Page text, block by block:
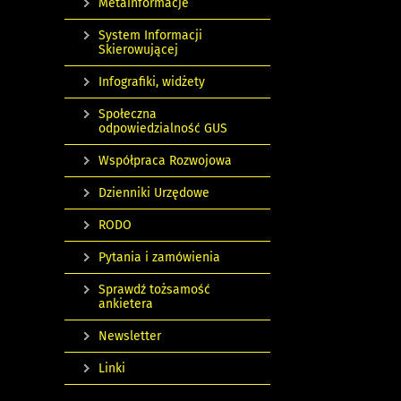
Metainformacje
System Informacji
Skierowującej
Infografiki, widżety
Społeczna
odpowiedzialność GUS
Współpraca Rozwojowa
Dzienniki Urzędowe
RODO
Pytania i zamówienia
Sprawdź tożsamość
ankietera
Newsletter
Linki